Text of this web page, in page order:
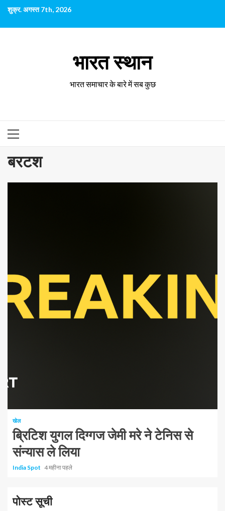
छोड़कर
सामग्री
पर
शुक्र. अगस्त 7th, 2026
भारत स्थान
भारत समाचार के बारे में सब कुछ
प्राथमिक
बरटश
खेल
ब्रिटिश युगल दिग्गज जेमी मरे ने टेनिस से
संन्यास ले लिया
India Spot 4 महीना पहले
पोस्ट सूची